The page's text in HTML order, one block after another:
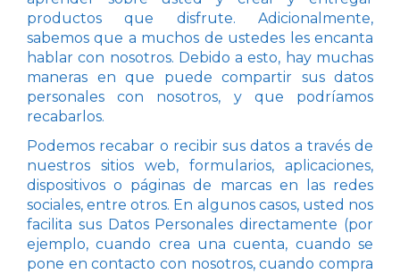
productos que disfrute. Adicionalmente,
sabemos que a muchos de ustedes les encanta
hablar con nosotros. Debido a esto, hay muchas
maneras en que puede compartir sus datos
personales con nosotros, y que podríamos
recabarlos.
Podemos recabar o recibir sus datos a través de
nuestros sitios web, formularios, aplicaciones,
dispositivos o páginas de marcas en las redes
sociales, entre otros. En algunos casos, usted nos
facilita sus Datos Personales directamente (por
ejemplo, cuando crea una cuenta, cuando se
pone en contacto con nosotros, cuando compra